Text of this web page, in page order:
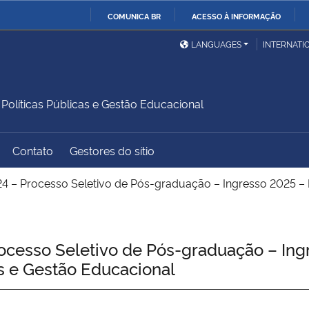
COMUNICA BR ACESSO À INFORMAÇÃO
Ministério da Defesa
Ministério das Relações
Exteriores
Ministério do
Desenvolvimento Regional
União
LANGUAGES
Públicas e Gestão Educacional
Contato Gestores do sítio
– Processo Seletivo de Pós-graduação – Ingresso 2025
Seletivo de Pós-graduação –
Gestão Educacional